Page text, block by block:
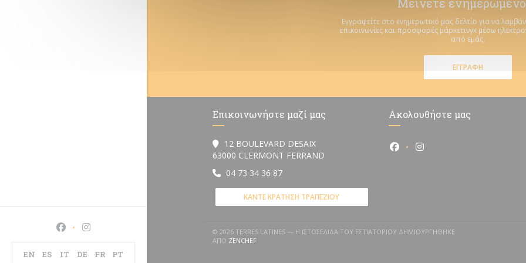
Facebook ((ανοίγει σε νέο παράθυρο))
Instagram ((ανοίγει σε νέο παράθυρο))
EN ES IT DE FR PT
Εγγραφείτε στο ενημερωτικό μας δελτίο για να
επικοινωνίες και προσφορές μάρκετινγκ μέσω
από εμάς.
ΕΓΓΡΑΦΉ
Επικοινωνήστε μαζί μας
12 BOULEVARD DESAIX
63000 CLERMONT FERRAND ((ανοίγει σε νέο παράθυρο))
04 73 34 36 87
ΚΆΝΤΕ ΚΡΆΤΗΣΗ ΤΡΑΠΕΖΙΟΎ
Ακολουθήστε μας
Facebook ((ανοίγει σε νέο
Instagram ((ανοίγει σε
© 2026 TERRES LATINES — Η ΙΣΤΟΣΕΛΊΔΑ ΤΟΥ ΕΣΤΙΑΤΟΡΊΟΥ ΔΗΜΙΟΥΡΓΉΘΗΚΕ
ΑΠΌ ZENCHEF((ΑΝΟΊΓΕΙ ΣΕ ΝΈΟ ΠΑΡΆΘΥΡΟ))